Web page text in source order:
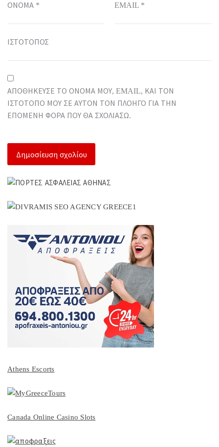
ΌΝΟΜΑ * EMAIL *
ΙΣΤΌΤΟΠΟΣ
ΑΠΟΘΉΚΕΥΣΕ ΤΟ ΌΝΟΜΆ ΜΟΥ, EMAIL, ΚΑΙ ΤΟΝ
ΙΣΤΌΤΟΠΟ ΜΟΥ ΣΕ ΑΥΤΌΝ ΤΟΝ ΠΛΟΗΓΌ ΓΙΑ ΤΗΝ
ΕΠΌΜΕΝΗ ΦΟΡΆ ΠΟΥ ΘΑ ΣΧΟΛΙΆΣΩ.
Athens Escorts
Canada Online Casino Slots